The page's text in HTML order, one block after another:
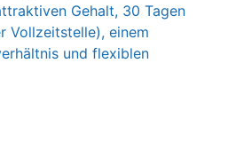
Gehalt, 30 Tagen
Vollzeitstelle), einem
und flexiblen